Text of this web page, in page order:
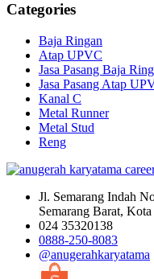
Categories
Baja Ringan
Atap UPVC
Jasa Pasang Baja
Jasa Pasang Atap
Kanal C
Metal Runner
Metal Stud
Reng
Jl. Semarang Indah
Semarang Barat,
024 35320138
0888-250-8083
@anugerahkaryatama